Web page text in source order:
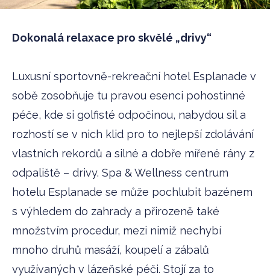
Dokonalá relaxace pro skvělé „drivy“
Luxusní sportovně-rekreační hotel Esplanade v
sobě zosobňuje tu pravou esenci pohostinné
péče, kde si golfisté odpočinou, nabydou sil a
rozhostí se v nich klid pro to nejlepší zdolávání
vlastních rekordů a silné a dobře mířené rány z
odpaliště – drivy. Spa & Wellness centrum
hotelu Esplanade se může pochlubit bazénem
s výhledem do zahrady a přirozeně také
množstvím procedur, mezi nimiž nechybí
mnoho druhů masáží, koupelí a zábalů
využívaných v lázeňské péči. Stojí za to